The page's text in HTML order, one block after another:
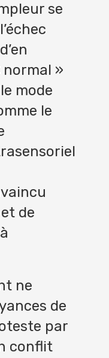
se
normal »
mode
le
de
ne
de
par
conflit